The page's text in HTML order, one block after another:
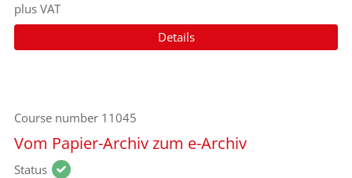
plus VAT
Details
Course number 11045
Vom Papier-Archiv zum e-Archiv
Status